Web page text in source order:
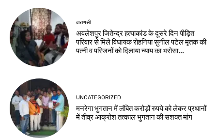
वाराणसी
अवलेशपुर जितेन्द्र हत्याकांड के दूसरे दिन पीड़ित
परिवार से मिले विधायक रोहनिया सुनील पटेल मृतक की
पत्नी व परिजनों को दिलाया न्याय का भरोसा...
UNCATEGORIZED
मनरेगा भुगतान में लंबित करोड़ों रुपये को लेकर प्रधानों
में तीव्र आक्रोश तत्काल भुगतान की सशक्त मांग